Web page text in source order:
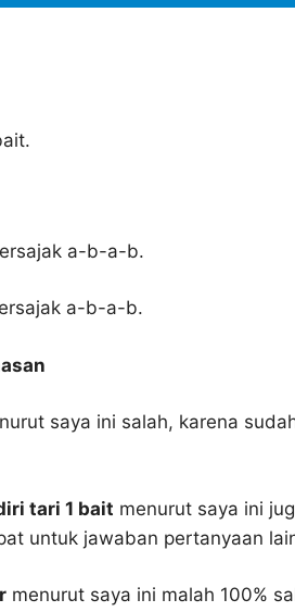
a-b-a-b.
a-b-a-b.
saya ini salah, karena
tari 1 bait menurut saya ini
untuk jawaban pertanyaan
menurut saya ini malah 100%